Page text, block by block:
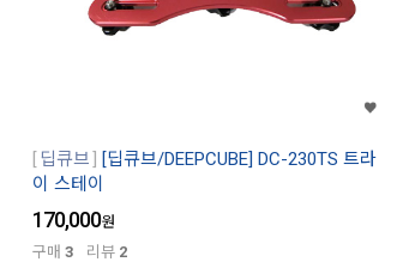
딥큐브
[딥큐브/DEEPCUBE] DC-230TS 트라
이 스테이
170,000원
구매 3 리뷰 2